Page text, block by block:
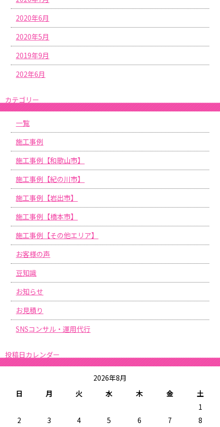
2020年6月
2020年5月
2019年9月
202年6月
カテゴリー
一覧
施工事例
施工事例【和歌山市】
施工事例【紀の川市】
施工事例【岩出市】
施工事例【橋本市】
施工事例【その他エリア】
お客様の声
豆知識
お知らせ
お見積り
SNSコンサル・運用代行
投稿日カレンダー
2026年8月
日
月 火 水 木 金
土
1
2
3 4 5 6 7 8